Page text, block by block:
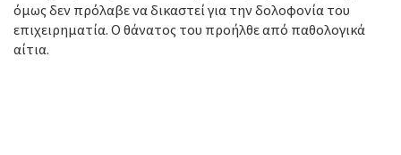
όμως δεν πρόλαβε να δικαστεί για την δολοφονία του
επιχειρηματία. Ο θάνατος του προήλθε από παθολογικά
αίτια.